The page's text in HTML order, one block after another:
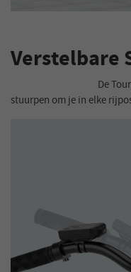
Verstelbare
De Touroll B1 is
stuurpen om je in elke